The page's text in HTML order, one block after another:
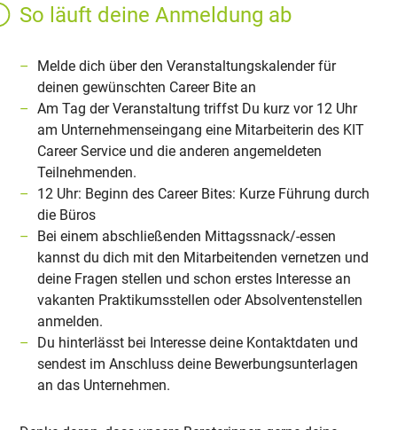
So läuft deine Anmeldung ab
Melde dich über den Veranstaltungskalender für
deinen gewünschten Career Bite an
Am Tag der Veranstaltung triffst Du kurz vor 12 Uhr
am Unternehmenseingang eine Mitarbeiterin des KIT
Career Service und die anderen angemeldeten
Teilnehmenden.
12 Uhr: Beginn des Career Bites: Kurze Führung durch
die Büros
Bei einem abschließenden Mittagssnack/-essen
kannst du dich mit den Mitarbeitenden vernetzen und
deine Fragen stellen und schon erstes Interesse an
vakanten Praktikumsstellen oder Absolventenstellen
anmelden.
Du hinterlässt bei Interesse deine Kontaktdaten und
sendest im Anschluss deine Bewerbungsunterlagen
an das Unternehmen.